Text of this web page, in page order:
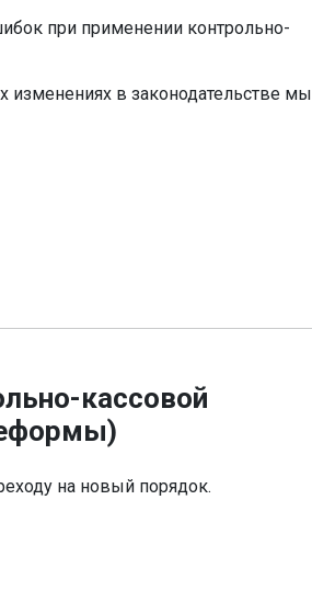
при применении контрольно-
изменениях в законодательстве мы
кассовой
на новый порядок.